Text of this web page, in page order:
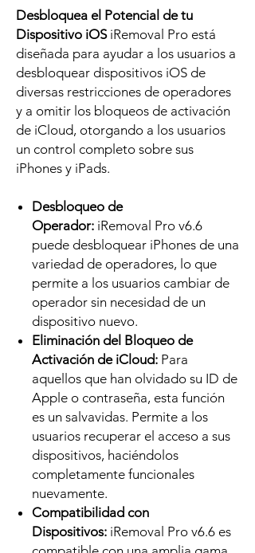
Desbloquea el Potencial de tu
Dispositivo iOSiRemoval Pro está
diseñada para ayudar a los usuarios a
desbloquear dispositivos iOS de
diversas restricciones de operadores
y a omitir los bloqueos de activación
de iCloud, otorgando a los usuarios
un control completo sobre sus
iPhones y iPads.
Desbloqueo de
Operador: iRemoval Pro v6.6
puede desbloquear iPhones de una
variedad de operadores, lo que
permite a los usuarios cambiar de
operador sin necesidad de un
dispositivo nuevo.
Eliminación del Bloqueo de
Activación de iCloud: Para
aquellos que han olvidado su ID de
Apple o contraseña, esta función
es un salvavidas. Permite a los
usuarios recuperar el acceso a sus
dispositivos, haciéndolos
completamente funcionales
nuevamente.
Compatibilidad con
Dispositivos: iRemoval Pro v6.6 es